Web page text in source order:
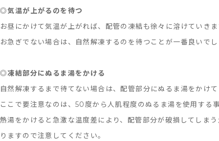
◎気温が上がるのを待つ
お昼にかけて気温が上がれば、配管の凍結も徐々に溶けていき
お急ぎでない場合は、自然解凍するのを待つことが一番良いで
◎凍結部分にぬるま湯をかける
自然解凍するまで待てない場合は、配管部分にぬるま湯をかけ
ここで要注意なのは、50度から人肌程度のぬるま湯を使用する
熱湯をかけると急激な温度差により、配管部分が破損してしま
りますので注意してください。